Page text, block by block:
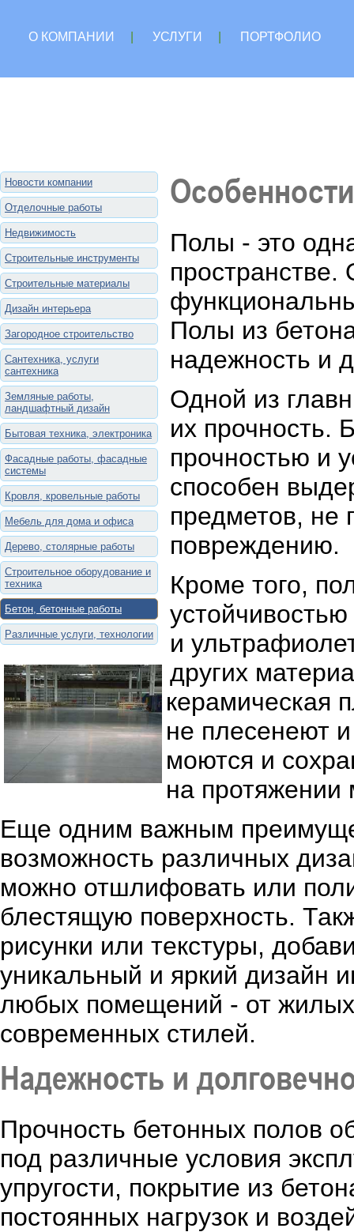
О КОМПАНИИ УСЛУГИ
ПОРТФОЛИО
Новости компании
Отделочные работы
Недвижимость
Строительные инструменты
Строительные материалы
Дизайн интерьера
Загородное строительство
Сантехника, услуги
сантехника
Земляные работы,
ландшафтный дизайн
Бытовая техника, электроника
Фасадные работы, фасадные
системы
Кровля, кровельные работы
Мебель для дома и офиса
Дерево, столярные работы
Строительное оборудование и
техника
Бетон, бетонные работы
Различные услуги, технологии
Полы - это
Полы из
надежность и
Одной из
их прочность.
прочностью и
способен
предметов, не
повреждению.
Кроме того,
и
других
керамическая
не плесенеют
моются и
на протяжении
Еще одним важным
возможность различных
можно отшлифовать или
блестящую поверхность.
рисунки или текстуры,
уникальный и яркий дизайн
любых помещений - от жилых
современных стилей.
Надежность и
Прочность бетонных полов
под различные условия
упругости, покрытие из
постоянных нагрузок и